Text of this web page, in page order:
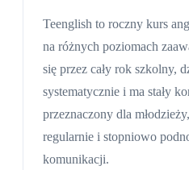
Teenglish to roczny kurs
na różnych poziomach
się przez cały rok szkolny,
systematycznie i ma stały
przeznaczony dla
regularnie i stopniowo
komunikacji.